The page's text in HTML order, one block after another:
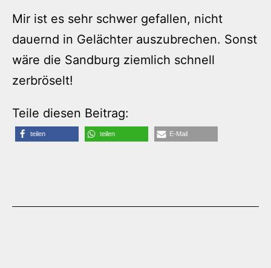
Mir ist es sehr schwer gefallen, nicht
dauernd in Gelächter auszubrechen. Sonst
wäre die Sandburg ziemlich schnell
zerbröselt!
Teile diesen Beitrag:
teilen teilen E-Mail